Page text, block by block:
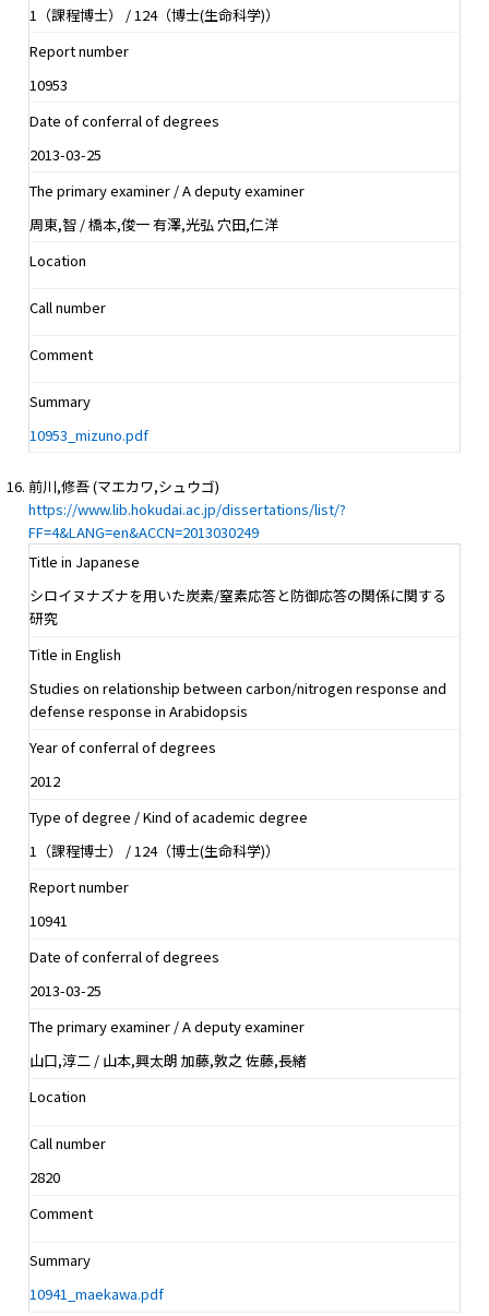
1（課程博士） / 124（博士(生命科学)）
Report number
10953
Date of conferral of degrees
2013-03-25
The primary examiner / A deputy examiner
周東,智 / 橋本,俊一 有澤,光弘 穴田,仁洋
Location
Call number
Comment
Summary
10953_mizuno.pdf
前川,修吾 (マエカワ,シュウゴ)
https://www.lib.hokudai.ac.jp/dissertations/list/?
FF=4&LANG=en&ACCN=2013030249
Title in Japanese
シロイヌナズナを用いた炭素/窒素応答と防御応答の関係に関する
研究
Title in English
Studies on relationship between carbon/nitrogen response and
defense response in Arabidopsis
Year of conferral of degrees
2012
Type of degree / Kind of academic degree
1（課程博士） / 124（博士(生命科学)）
Report number
10941
Date of conferral of degrees
2013-03-25
The primary examiner / A deputy examiner
山口,淳二 / 山本,興太朗 加藤,敦之 佐藤,長緒
Location
Call number
2820
Comment
Summary
10941_maekawa.pdf